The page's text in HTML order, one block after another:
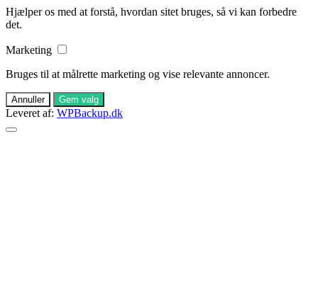
Hjælper os med at forstå, hvordan sitet bruges, så vi kan forbedre
det.
Marketing
Bruges til at målrette marketing og vise relevante annoncer.
Annuller Gem valg
Leveret af: WPBackup.dk